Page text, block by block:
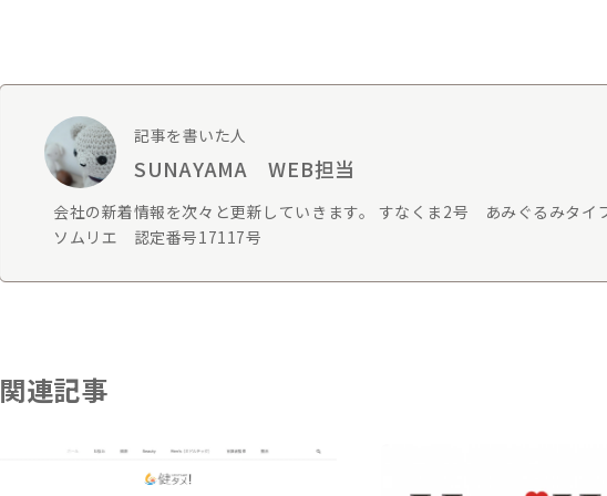
記事を書いた人
SUNAYAMA WEB担当
会社の新着情報を次々と更新していきます。 すなくま2号 あみぐるみタ
ソムリエ 認定番号17117号
関連記事